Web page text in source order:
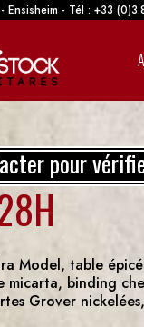
Ensisheim - Tél : +33
pour
Model, table
micarta, binding
Grover